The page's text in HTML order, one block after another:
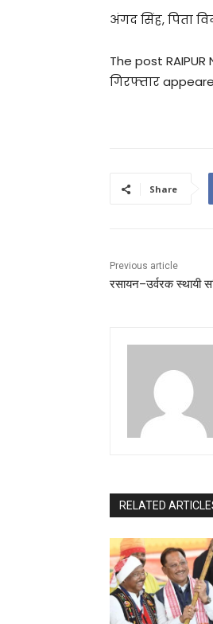
अंगद सिंह, पिता
The post
गिरफ्तार
Share
Previous article
रसायन–उर्वरक स्थायी
RELATED